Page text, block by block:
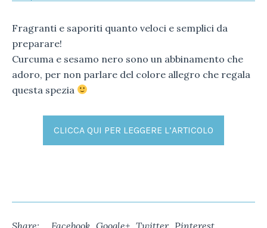
Fragranti e saporiti quanto veloci e semplici da
preparare!
Curcuma e sesamo nero sono un abbinamento che
adoro, per non parlare del colore allegro che regala
questa spezia
CLICCA QUI PER LEGGERE L’ARTICOLO
Share: Facebook Google+ Twitter Pinterest